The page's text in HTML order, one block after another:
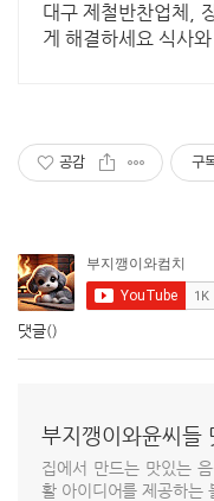
대구 제철반찬업체,
게 해결하세요 식사
공감 구
댓글()
부지깽이와윤씨들
집에서 만드는 맛있는
활 아이디어를 제공하는